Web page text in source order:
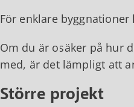
För enklare
Om du är osäker på hur
med, är det lämpligt att
Större projekt